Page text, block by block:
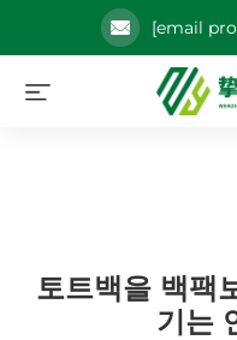
[email
토트백을 백팩
기는